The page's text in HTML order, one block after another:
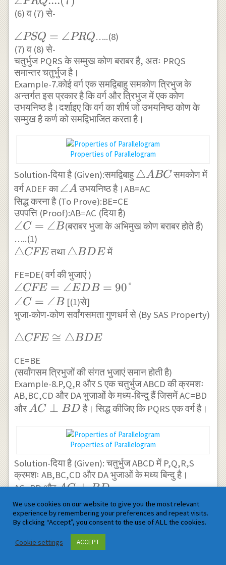
PSQ
(6) व (7) से-
\angle
PSQ=\angle
PRQ
∠PSQ = ∠PRQ…..(8)
(7) व (8) से-
चतुर्भुज PQRS के सम्मुख कोण बराबर है, अतः PRQS
समान्तर चतुर्भुज है।
Example-7.कोई वर्ग एक समद्विबाहु समकोण त्रिभुज के
अन्तर्गत इस प्रकार है कि वर्ग और त्रिभुज में एक कोण
उभयनिष्ठ है।दर्शाइए कि वर्ग का शीर्ष जो उभयनिष्ठ कोण के
सम्मुख है कर्ण को समद्विभाजित करता है।
Properties of Parallelogram
Solution-दिया है (Given):समद्विबाहु\triangle
ABC
△ABC समकोण में
वर्ग ADEF का\angle
A
∠Aउभयनिष्ठ है।AB=AC
सिद्ध करना है (To Prove):BE=CE
उपपत्ति (Proof):AB=AC (दिया है)
\angle
C=\angle
B
∠C = ∠B(बराबर भुजा के अभिमुख कोण बराबर होते हैं)
…..(1)
\triangle
△CFE तथा\triangle
△BDE में
FE=DE( वर्ग की भुजाएं )
\angle
CFE=\angle
EDB=90°
C=\angle B
∠CFE = ∠EDB = 90°
∠C = ∠B [(1)से]
भुजा-कोण-कोण सर्वांगसमता गुणधर्म से (By SAS Property)
\triangle
\cong
\triangle
BDE
△CFE ≅ △BDE
CE=BE
(सर्वांगसम त्रिभुजों की संगत भुजाएं समान होती है)
Example-8.P,Q,R और S एक चतुर्भुज ABCD की क्रमशः
AB,BC,CD और DA भुजाओं के मध्य-बिन्दु हैं जिसमें AC=BD
औरAC
AC ⊥ BD है। सिद्ध कीजिए कि PQRS एक वर्ग है।
Properties of Parallelogram
Solution-दिया है (Given): चतुर्भुज ABCD में P,Q,R,S
क्रमशः AB,BC,CD और DA भुजाओं के मध्य बिन्दु है।
AC=BD औरAC
\perp
BD
AC ⊥ BD
सिद्ध करना है (To Prove):PQRS एक वर्ग है।
उपपत्ति (Proof):Q,R भुजा BC व DC के मध्य बिन्दु है अतःQR
QR ∥ BD
तथाQR=\frac{1}
QR = BD....
We use cookies on our website to give you the most relevant
experience by remembering your preferences and repeat visits.
By clicking “Accept”, you consent to the use of ALL the cookies.
Cookie settings ACCEPT